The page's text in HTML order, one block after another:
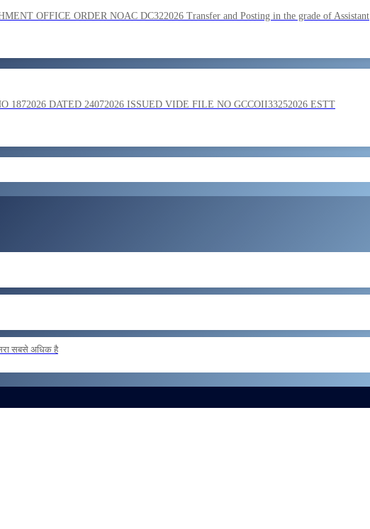
on the basis of result of Combined Graduate Level Examination
by SSC on the basis of result of CombIned Graduate Level E
OFFICE ORDER NOAC DC322026 Transfer and Posting in the grade of Assistant
1872026 DATED 24072026 ISSUED VIDE FILE NO GCCOII33252026 ESTT
basis to formations outside the zone Reg
सबसे अधिक है